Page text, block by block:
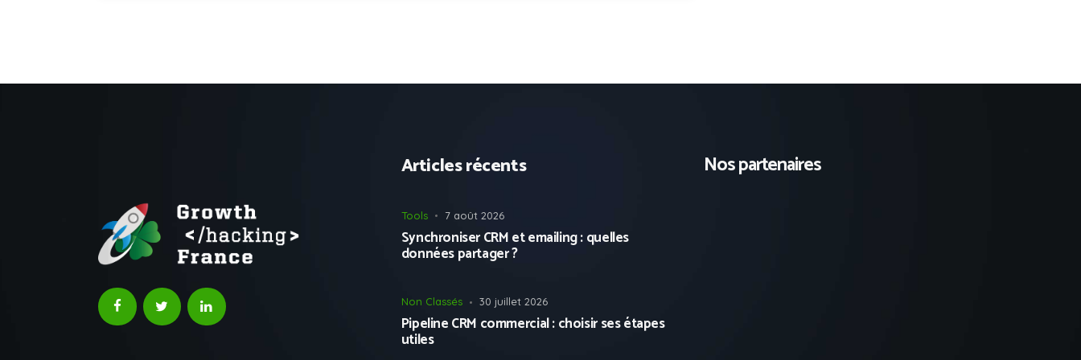
Articles récents
Tools 7 août 2026
Synchroniser CRM et emailing : quelles
données partager ?
Non Classés 30 juillet 2026
Pipeline CRM commercial : choisir ses étapes
utiles
Nos partenaires